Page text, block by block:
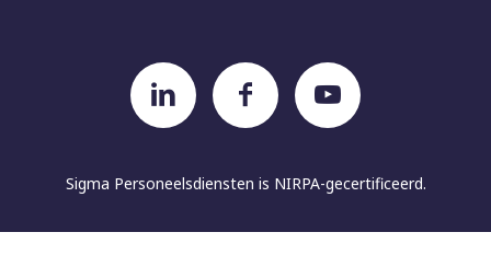
Sigma Personeelsdiensten is NIRPA-gecertificeerd.